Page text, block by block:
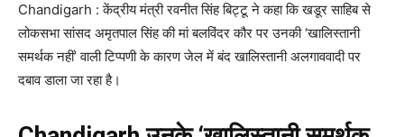
Chandigarh : केंद्रीय मंत्री रवनीत सिंह बिट्टू ने कहा कि खडूर साहिब से
लोकसभा सांसद अमृतपाल सिंह की मां बलविंदर कौर पर उनकी ‘खालिस्तानी
समर्थक नहीं’ वाली टिप्पणी के कारण जेल में बंद खालिस्तानी अलगाववादी पर
दबाव डाला जा रहा है।